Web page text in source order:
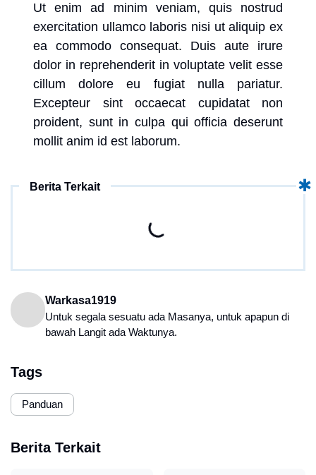
Ut enim ad minim veniam, quis nostrud
exercitation ullamco laboris nisi ut aliquip ex
ea commodo consequat. Duis aute irure
dolor in reprehenderit in voluptate velit esse
cillum dolore eu fugiat nulla pariatur.
Excepteur sint occaecat cupidatat non
proident, sunt in culpa qui officia deserunt
mollit anim id est laborum.
Berita Terkait
Warkasa1919
Untuk segala sesuatu ada Masanya, untuk apapun di
bawah Langit ada Waktunya.
Tags
Panduan
Berita Terkait